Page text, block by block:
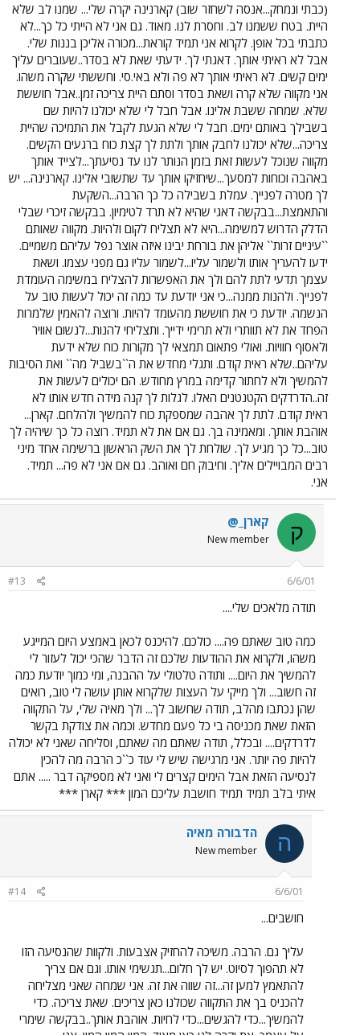
(כבתי ונמחק...אנסה לשחזר שוב) קארנינה יקרה שלי... שמנו לב שלא
היית. בטח ששמנו לב. וחסרת לנו. מאוד. גם אני לא הייתי כל כך...לא
כתבתי בכל אופן. לקרוא אני תמיד קוראת...מכורה אליכן בננות שלי.
אבל לא ראיתי אותך. דאגתי לך. ידעתי שאת לא בסדר..שעוברים עליך
ימים קשים. לא ראיתי אותך לא פה ולא באי.סי. וחששתי שקרה משהו.
אני מקווה שלא קרה ושאת בסדר וסתם היית צריכה זמן..אבל חוששת
שלא. שמחה ששבת אלינו. אבל חבל לי שלא יכולנו להיות שם
בשבילך באותם ימים. חבל לי שלא הגעת לקבל את התמיכה שהיית
צריכה...שלא יכולנו לחבק אותך ולתת לך קצת כוח ברגעים הקשים.
מקווה שנוכל לעשות זאת בזמן הנותר לנו עד נסיעתך...לצייד אותך
באהבה וכוחות למסעך...שיחזיקו אותך עד שתשובי אלינו. קארנינה... יש
לך מטרה לפנייך. עמלת בשבילה כל כך הרבה...השקעת
והתאמצת...בבקשה דאגי שהיא לא תרד לטימיון. בבקשה זיכרי שבלי
הדלק הדרוש למשימה...היא לא תצליח לקום ולהיות. מקווה שאותם
``עיניים זרות`` אליהן את בורחת יבינו איזה אוצר נפל עליהם משמיים.
ידעו להעריך אותו ולשמור עליו...לשמור עליו גם מפני עצמו. ושאת
עצמך תדעי לתת להם ולך את האפשרות להצליח במשימה העומדת
לפנייך. ולהנות ממנה...כי אני יודעת עד כמה זה יכול לעשות טוב על
הנשמה. יודעת כי את חוששת מהעומד להיות. ורוצה להאמין שלמרות
הפחד את לא תוותרי ולא תרימי ידייך. ותצליחי להנות...לנשום אוויר
ולאסוף חוויות. ואולי פתאום תמצאי לך מקורות כוח שלא ידעת
עליהם..שלא ראית קודם. ותגלי מחדש את ה``בשביל מה`` ואת הסיבות
להמשיך ולא לחתור קדימה במרץ מחודש. הם יכולים לעשות את
זה..הדרדקים הקטנטנים האלו. לגלות לך קנה מידה חדש אותו לא
ראית קודם. לתת לך אהבה שמספקת כוח להמשיך ולהלחם. קארן...
אוהבת אותך. ומאמינה בך. גם אם את לא תמיד. רוצה כל כך שיהיה לך
טוב...כל כך מגיע לך. שולחת לך את השק הראשון ברשימה אחד מיני
רבים המבויילים אליך. וחיבוק חם ואוהב. גם אם אני לא פה... תמיד.
אני.
ק קארן_@
New member
6/6/01
#13
תודה מלאכים שלי....
כמה טוב שאתם פה.... כולכם. להיכנס לכאן באמצע היום המייגע
משהו, ולקרוא את ההודעות שלכם זה הדבר שהכי יכול לעזור לי
להמשיך את היום.... ותודה טלטולי על ההבנה, ומי כמוך יודעת כמה
זה חשוב... ולך מייקי על העצות שלקרוא אותן עושה לי טוב, רואים
שהן נכתבו מהלב, תודה שחשוב לך... ולך מאיה שלי, על התקווה
הזאת שאת מכניסה בי כל פעם מחדש. וכמה את צודקת בקשר
לדרדקים.... ובכלל, תודה שאתם מה שאתם, וסליחה שאני לא יכולה
להיות פה יותר. אני מרגישה שיש לי עוד כ``כ הרבה מה להכין
לנסיעה הזאת אבל הימים קצרים לי ואני לא מספיקה דבר ..... אתם
איתי בלב תמיד תמיד חושבת עליכם המון *** קארן ***
ה הדבורה מאיה
New member
6/6/01
#14
חושבים...
עליך גם. הרבה. משיכה להחזיק אצבעות. ולקוות שהנסיעה הזו
לא תהפוך לסיוט. יש לך חלום...תגשימי אותו. וגם אם צריך
להתאמץ למען זה...זה שווה את זה. אני שמחה שאני מצליחה
להכניס בך את התקווה שכולנו כאן צריכים. שאת צריכה. כדי
להמשיך...כדי להגשים...כדי לחיות. אוהבת אותך..בבקשה שימרי